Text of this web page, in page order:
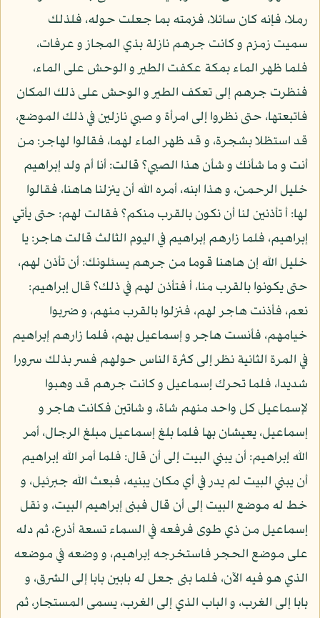
رملا، فإنه كان سائلا، فزمته بما جعلت حوله، فلذلك
سميت زمزم و كانت جرهم نازلة بذي المجاز و عرفات،
فلما ظهر الماء بمكة عكفت الطير و الوحش على الماء،
فنظرت جرهم إلى تعكف الطير و الوحش على ذلك المكان
فاتبعتها، حتى نظروا إلى امرأة و صبي نازلين في ذلك الموضع،
قد استظلا بشجرة، و قد ظهر الماء لهما، فقالوا لهاجر: من
أنت و ما شأنك و شأن هذا الصبي؟ قالت: أنا أم ولد إبراهيم
خليل الرحمن، و هذا ابنه، أمره الله أن ينزلنا هاهنا، فقالوا
لها: أ تأذنين لنا أن نكون بالقرب منكم؟ فقالت لهم: حتى يأتي
إبراهيم، فلما زارهم إبراهيم في اليوم الثالث قالت هاجر: يا
خليل الله إن هاهنا قوما من جرهم يسئلونك: أن تأذن لهم،
حتى يكونوا بالقرب منا، أ فتأذن لهم في ذلك؟ قال إبراهيم:
نعم، فأذنت هاجر لهم، فنزلوا بالقرب منهم، و ضربوا
خيامهم، فأنست هاجر و إسماعيل بهم، فلما زارهم إبراهيم
في المرة الثانية نظر إلى كثرة الناس حولهم فسر بذلك سرورا
شديدا، فلما تحرك إسماعيل و كانت جرهم قد وهبوا
لإسماعيل كل واحد منهم شاة، و شاتين فكانت هاجر و
إسماعيل، يعيشان بها فلما بلغ إسماعيل مبلغ الرجال، أمر
الله إبراهيم: أن يبني البيت إلى أن قال: فلما أمر الله إبراهيم
أن يبني البيت لم يدر في أي مكان يبنيه، فبعث الله جبرئيل، و
خط له موضع البيت إلى أن قال فبنى إبراهيم البيت، و نقل
إسماعيل من ذي طوى فرفعه في السماء تسعة أذرع، ثم دله
على موضع الحجر فاستخرجه إبراهيم، و وضعه في موضعه
الذي هو فيه الآن، فلما بنى جعل له بابين بابا إلى الشرق، و
بابا إلى الغرب، و الباب الذي إلى الغرب، يسمى المستجار، ثم